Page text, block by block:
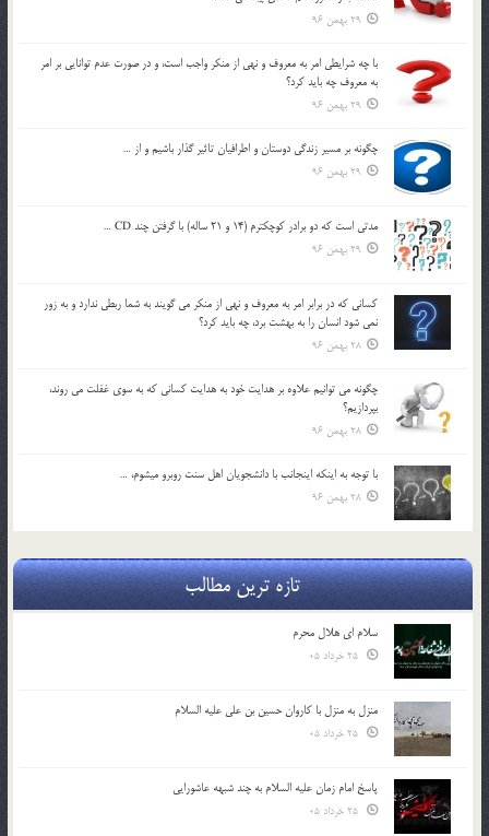
29 بهمن 96
با چه شرايطي امر به معروف و نهي از منکر واجب است، و در صورت عدم توانايي بر امر
به معروف چه بايد کرد؟
29 بهمن 96
چگونه بر مسير زندگي دوستان و اطرافيان تاثير گذار باشيم و از …
29 بهمن 96
مدتي است كه دو برادر كوچكترم (14 و 21 ساله) با گرفتن چند CD …
29 بهمن 96
كساني كه در برابر امر به معروف و نهي از منكر مي گويند به شما ربطي ندارد و به زور
نمي شود انسان را به بهشت برد، چه بايد كرد؟
28 بهمن 96
چگونه مي توانيم علاوه بر هدايت خود به هدايت كساني كه به سوي غفلت مي روند،
بپردازيم؟
28 بهمن 96
با توجه به اينكه اينجانب با دانشجويان اهل سنت روبرو مي‎شوم، …
28 بهمن 96
تازه ترین مطالب
سلام ای هلال محرم
منزل به منزل با کاروان حسین بن علی علیه السلام
پاسخ امام زمان علیه السلام به چند شبهه عاشورایی